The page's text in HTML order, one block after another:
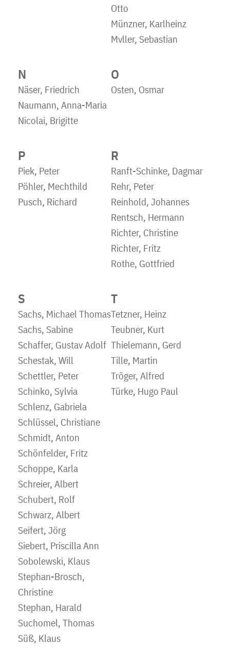
Otto
Münzner, Karlheinz
Mvller, Sebastian
N
Näser, Friedrich
Naumann, Anna-Maria
Nicolai, Brigitte
O
Osten, Osmar
P
Piek, Peter
Pöhler, Mechthild
Pusch, Richard
R
Ranft-Schinke, Dagmar
Rehr, Peter
Reinhold, Johannes
Rentsch, Hermann
Richter, Christine
Richter, Fritz
Rothe, Gottfried
S
Sachs, Michael Thomas
Sachs, Sabine
Schaffer, Gustav Adolf
Schestak, Will
Schettler, Peter
Schinko, Sylvia
Schlenz, Gabriela
Schlüssel, Christiane
Schmidt, Anton
Schönfelder, Fritz
Schoppe, Karla
Schreier, Albert
Schubert, Rolf
Schwarz, Albert
Seifert, Jörg
Siebert, Priscilla Ann
Sobolewski, Klaus
Stephan-Brosch,
Christine
Stephan, Harald
Suchomel, Thomas
Süß, Klaus
T
Tetzner, Heinz
Teubner, Kurt
Thielemann, Gerd
Tille, Martin
Tröger, Alfred
Türke, Hugo Paul